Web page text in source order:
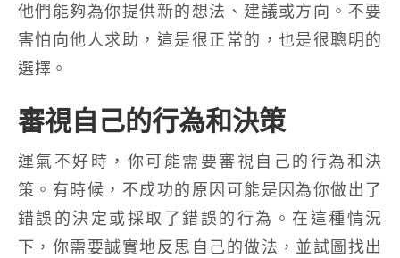
他們能夠為你提供新的想法、建議或方向。不要
害怕向他人求助，這是很正常的，也是很聰明的
選擇。
審視自己的行為和決策
運氣不好時，你可能需要審視自己的行為和決
策。有時候，不成功的原因可能是因為你做出了
錯誤的決定或採取了錯誤的行為。在這種情況
下，你需要誠實地反思自己的做法，並試圖找出